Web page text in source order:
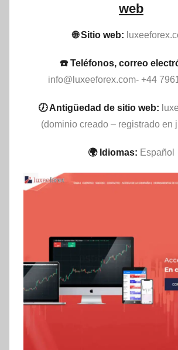
web
🌐 Sitio web:
☎️ Teléfonos, correo
info@luxeeforex.com- +44
🕖 Antigüedad de sitio web:
(dominio creado – registrado en
🌍 Idiomas: Español